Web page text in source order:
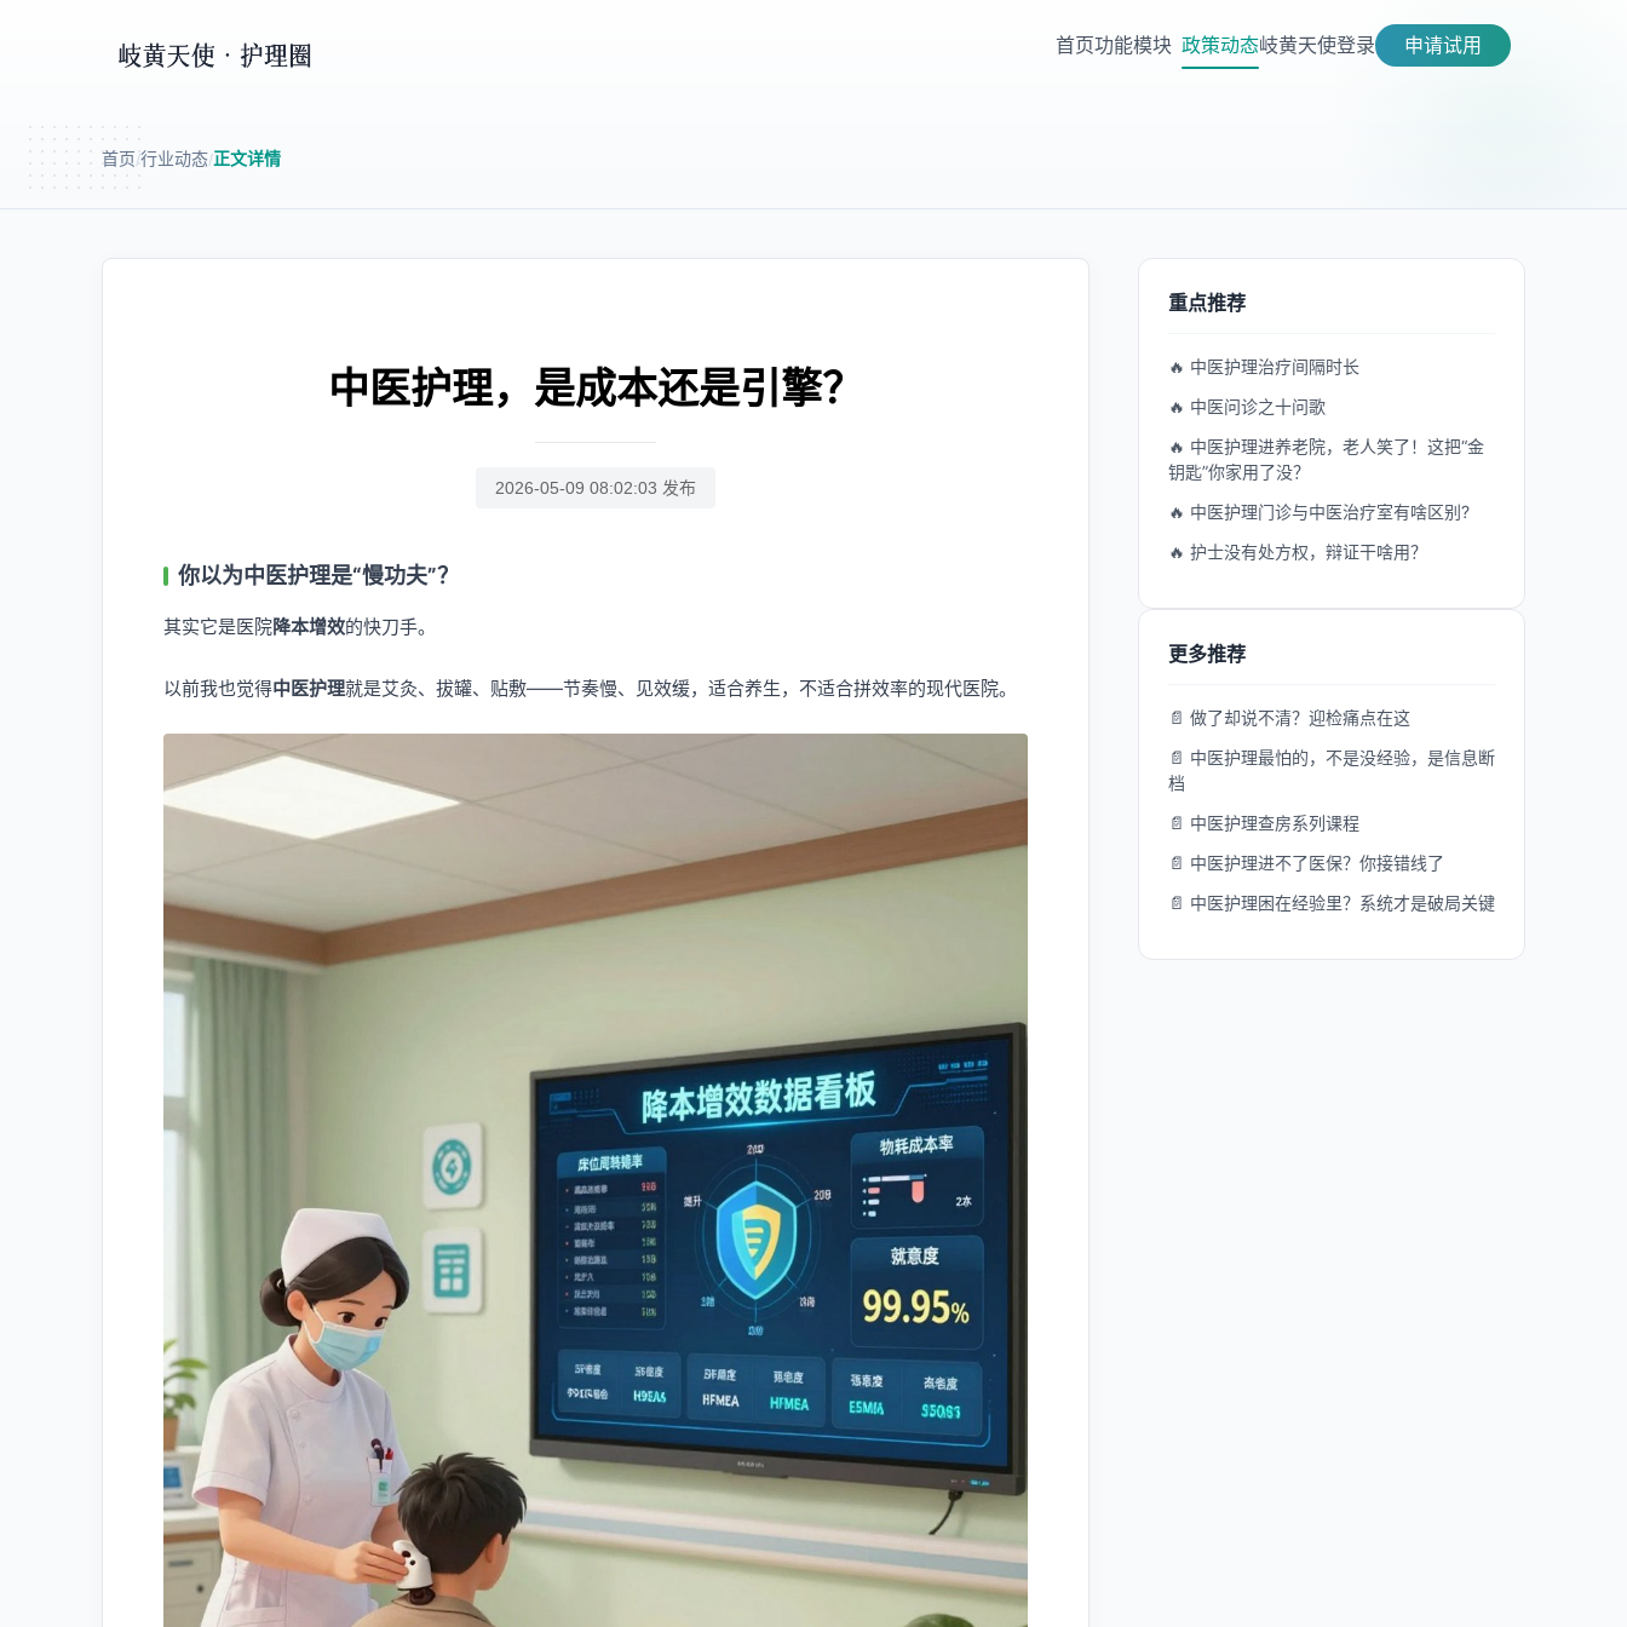
首页功能模块 政策动态岐黄天使登录 申请试用
首页/行业动态/正文详情
中医护理，是成本还是引擎？
2026-05-09 08:02:03 发布
你以为中医护理是“慢功夫”？
其实它是医院降本增效的快刀手。
以前我也觉得中医护理就是艾灸、拔罐、贴敷——节奏慢、见效缓，适合养生，不适合拼效率的现代医院。
重点推荐
🔥 中医护理治疗间隔时长
🔥 中医问诊之十问歌
🔥 中医护理进养老院，老人笑了！这把“金
钥匙”你家用了没？
🔥 中医护理门诊与中医治疗室有啥区别?
🔥 护士没有处方权，辩证干啥用？
更多推荐
📄 做了却说不清？迎检痛点在这
📄 中医护理最怕的，不是没经验，是信息断
档
📄 中医护理查房系列课程
📄 中医护理进不了医保？你接错线了
📄 中医护理困在经验里？系统才是破局关键